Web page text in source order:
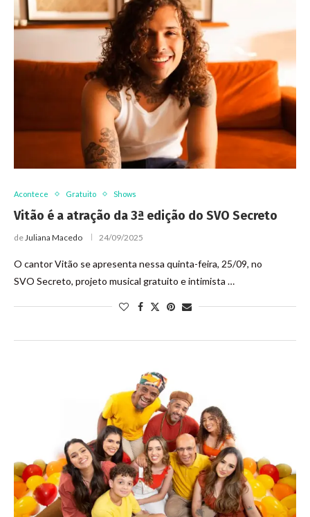
Acontece Gratuito Shows
Vitão é a atração da 3ª edição do SVO Secreto
deJuliana Macedo 24/09/2025
O cantor Vitão se apresenta nessa quinta-feira, 25/09, no
SVO Secreto, projeto musical gratuito e intimista …